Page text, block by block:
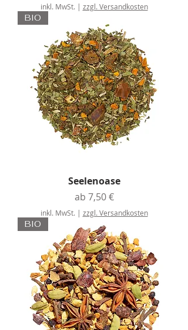
inkl. MwSt. | zzgl. Versandkosten
BIO
Seelenoase
ab 7,50 €
Sale-Preis
inkl. MwSt. | zzgl. Versandkosten
BIO